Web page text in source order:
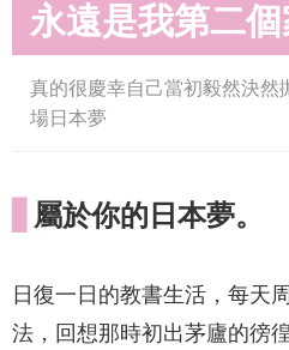
永遠是我第二個
真的很慶幸自己當初毅然決然
場日本夢
屬於你的日本夢。
日復一日的教書生活，每天
法，回想那時初出茅廬的徬